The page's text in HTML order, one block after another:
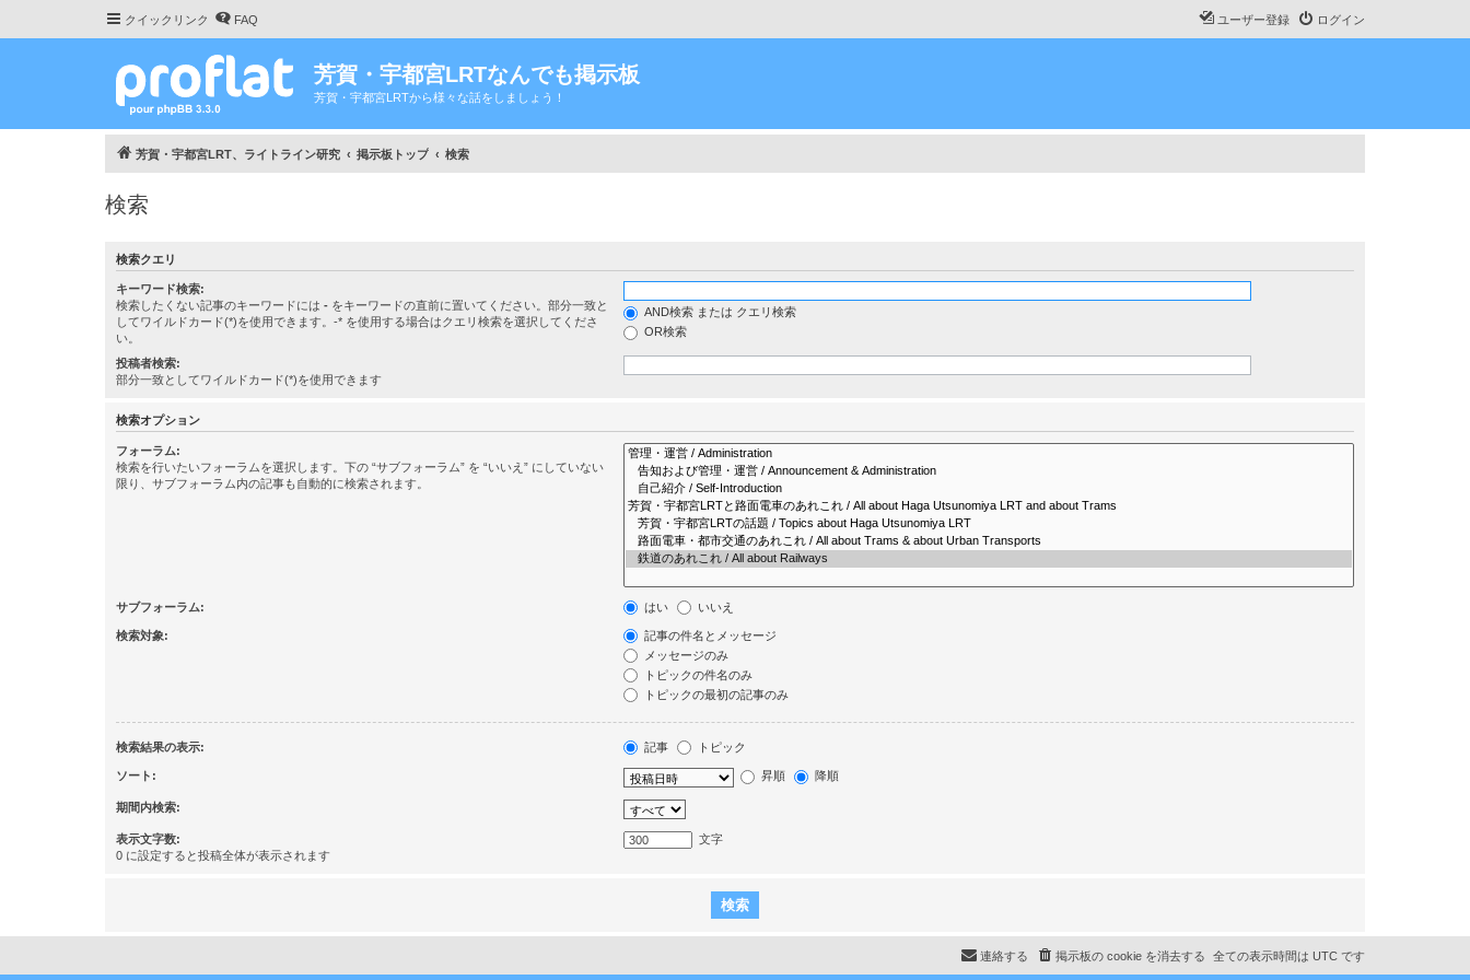
クイックリンク FAQ ログイン
ユーザー登録
芳賀・宇都宮LRTなんでも掲示板
芳賀・宇都宮LRTから様々な話をしましょう！
芳賀・宇都宮LRT、ライトライン研究 掲示板トップ 検索
検索
検索クエリ
キーワード検索:
検索したくない記事のキーワードには - をキーワードの直前に置いてください。部分一致と
してワイルドカード(*)を使用できます。-* を使用する場合はクエリ検索を選択してくださ
い。
AND検索 または クエリ検索
OR検索
投稿者検索:
部分一致としてワイルドカード(*)を使用できます
検索オプション
フォーラム:
検索を行いたいフォーラムを選択します。下の “サブフォーラム” を “いいえ” にしていない
限り、サブフォーラム内の記事も自動的に検索されます。
サブフォーラム: はい いいえ
検索対象:
記事の件名とメッセージ
メッセージのみ
トピックの件名のみ
トピックの最初の記事のみ
検索結果の表示: 記事 トピック
ソート: 昇順 降順
期間内検索:
表示文字数:
0 に設定すると投稿全体が表示されます
文字
全ての表示時間は UTC です
掲示板の cookie を消去する
連絡する